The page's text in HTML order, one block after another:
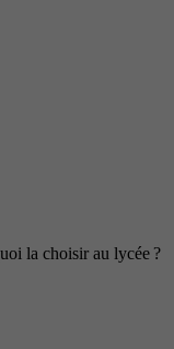
la choisir au lycée ?